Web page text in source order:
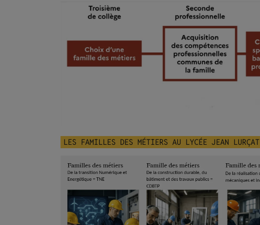
LES FAMILLES DES MÉTIERS AU LYCÉE JEAN LURÇAT